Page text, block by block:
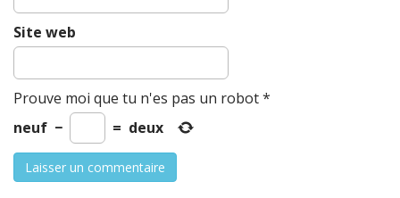
Site web
Prouve moi que tu n'es pas un robot*
neuf − = deux